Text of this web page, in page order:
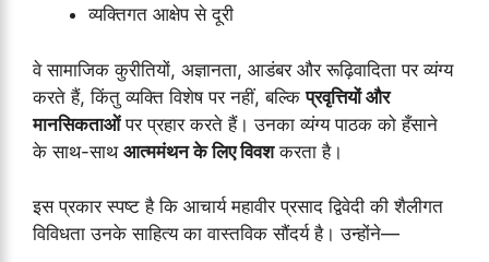
व्यक्तिगत आक्षेप से दूरी
वे सामाजिक कुरीतियों, अज्ञानता, आडंबर और रूढ़िवादिता पर व्यंग्य
करते हैं, किंतु व्यक्ति विशेष पर नहीं, बल्किप्रवृत्तियों और
मानसिकताओंपर प्रहार करते हैं। उनका व्यंग्य पाठक को हँसाने
के साथ-साथ आत्ममंथन के लिए विवशकरता है।
इस प्रकार स्पष्ट है कि आचार्य महावीर प्रसाद द्विवेदी की शैलीगत
विविधता उनके साहित्य का वास्तविक सौंदर्य है। उन्होंने—